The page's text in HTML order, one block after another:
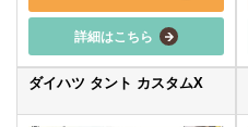
詳細はこちら
ダイハツ タント カスタムX